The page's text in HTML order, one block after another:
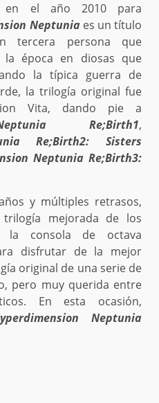
en el año 2010 para
Neptuniaes un título
persona que
la época en diosas que
la típica guerra de
la trilogía original fue
Vita, dando pie a
Re;Birth1,
Re;Birth2: Sisters
Neptunia Re;Birth3:
y múltiples retrasos,
mejorada de los
la consola de octava
disfrutar de la mejor
original de una serie de
pero muy querida entre
En esta ocasión,
Neptunia